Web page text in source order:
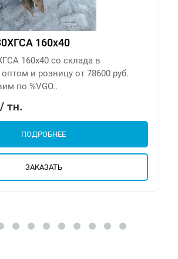
160х40
160х40 со склада в
оптом и розницу от 78600 руб.
по %VGO..
тн.
ПОДРОБНЕЕ
ЗАКАЗАТЬ